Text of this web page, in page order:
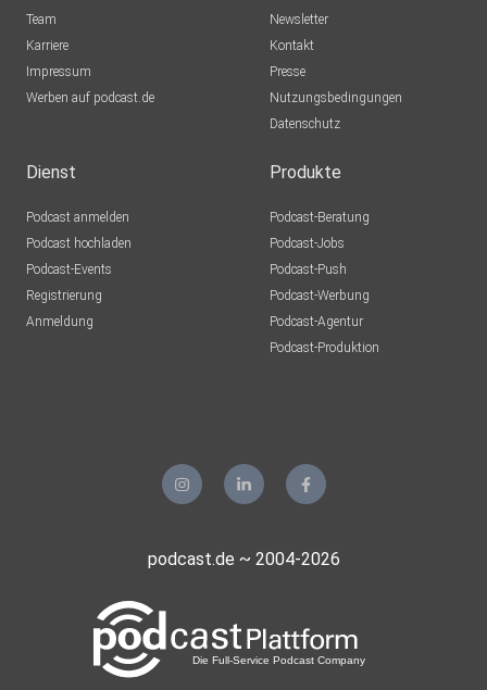
Team
Karriere
Impressum
Werben auf podcast.de
Newsletter
Kontakt
Presse
Nutzungsbedingungen
Datenschutz
Dienst
Podcast anmelden
Podcast hochladen
Podcast-Events
Registrierung
Anmeldung
Produkte
Podcast-Beratung
Podcast-Jobs
Podcast-Push
Podcast-Werbung
Podcast-Agentur
Podcast-Produktion
podcast.de ~ 2004-2026